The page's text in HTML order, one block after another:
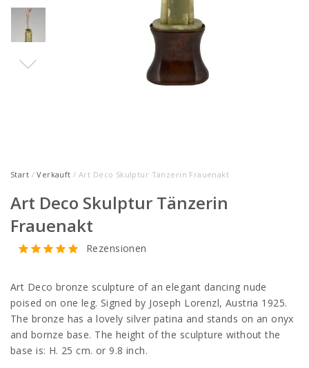
Start /Verkauft / Art Deco Skulptur Tänzerin Frauenakt
Art Deco Skulptur Tänzerin
Frauenakt
Rezensionen
Art Deco bronze sculpture of an elegant dancing nude
poised on one leg. Signed by Joseph Lorenzl, Austria 1925.
The bronze has a lovely silver patina and stands on an onyx
and bornze base. The height of the sculpture without the
base is: H. 25 cm. or 9.8 inch.